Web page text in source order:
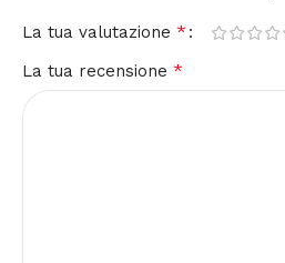
La tua valutazione *
La tua recensione *